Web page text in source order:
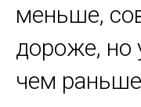
меньше,
дороже, но
чем